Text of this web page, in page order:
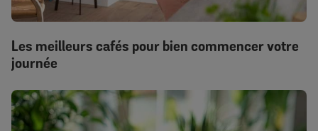
Les meilleurs cafés pour bien commencer votre
journée